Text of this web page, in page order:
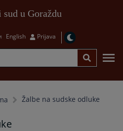
u Goraždu
English Prijava
Žalbe na sudske odluke